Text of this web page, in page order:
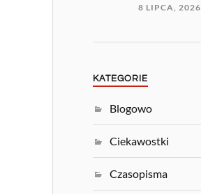
8 LIPCA, 2026
KATEGORIE
Blogowo
Ciekawostki
Czasopisma